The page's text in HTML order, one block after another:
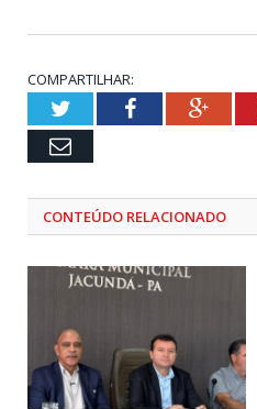
COMPARTILHAR:
TwitterFacebook
Email
CONTEÚDO RELACIONADO